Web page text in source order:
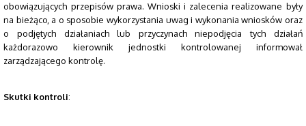
obowiązujących przepisów prawa. Wnioski i zalecenia realizowane były
na bieżąco, a o sposobie wykorzystania uwag i wykonania wniosków oraz
o podjętych działaniach lub przyczynach niepodjęcia tych działań
każdorazowo kierownik jednostki kontrolowanej informował
zarządzającego kontrolę.
Skutki kontroli: